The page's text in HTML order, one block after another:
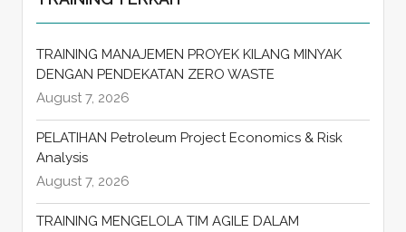
TRAINING MANAJEMEN PROYEK KILANG MINYAK
DENGAN PENDEKATAN ZERO WASTE
August 7, 2026
PELATIHAN Petroleum Project Economics & Risk
Analysis
August 7, 2026
TRAINING MENGELOLA TIM AGILE DALAM